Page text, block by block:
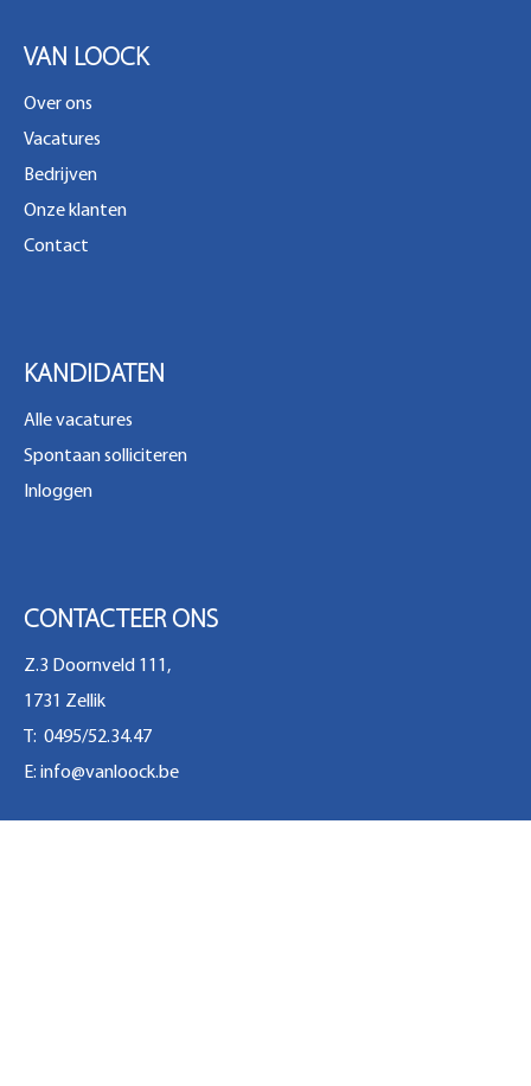
VAN LOOCK
Over ons
Vacatures
Bedrijven
Onze klanten
Contact
KANDIDATEN
Alle vacatures
Spontaan solliciteren
Inloggen
CONTACTEER ONS
Z.3 Doornveld 111,
1731 Zellik
T: 0495/52.34.47
E: info@vanloock.be